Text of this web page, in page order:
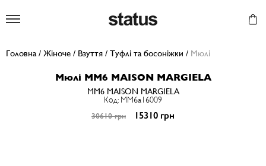
Головна / Жіноче / Взуття / Туфлі та босоніжки / Мюлі
Мюлі MM6 MAISON MARGIELA
MM6 MAISON MARGIELA
Код: MM6a16009
30610 грн 15310 грн